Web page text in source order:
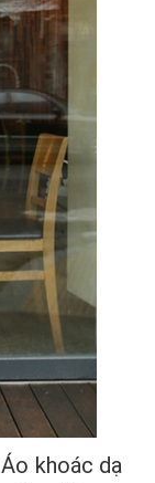
khoác dạ